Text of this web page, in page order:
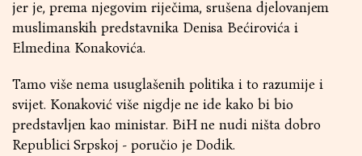
jer je, prema njegovim riječima, srušena djelovanjem
muslimanskih predstavnika Denisa Bećirovića i
Elmedina Konakovića.
Tamo više nema usuglašenih politika i to razumije i
svijet. Konaković više nigdje ne ide kako bi bio
predstavljen kao ministar. BiH ne nudi ništa dobro
Republici Srpskoj - poručio je Dodik.